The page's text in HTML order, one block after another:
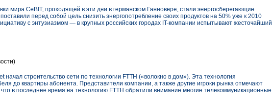
мира CeBIT, проходящей в эти дни в германском Ганновере, стали энергосберегающие
перед собой цель снизить энергопотребление своих продуктов на 50% уже к 2010
с энтузиазмом — в крупных российских городах IT-компании испытывают жесточайший
строительство сети по технологии FTTH («волокно в дом»). Эта технология
до квартиры абонента. Представители компании, а также другие игроки рынка отмечают
в последнее время на технологию FTTH обратили внимание многие телекоммуникационные